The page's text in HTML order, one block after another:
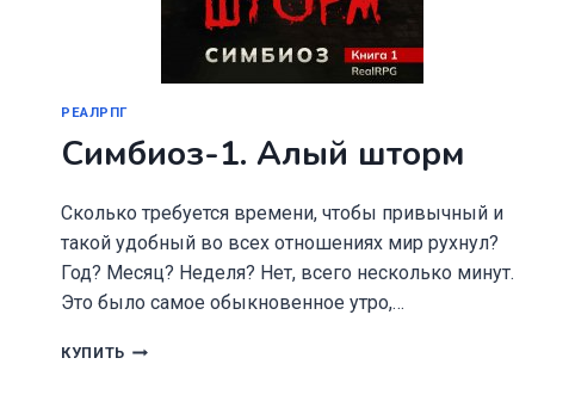
РЕАЛРПГ
Симбиоз-1. Алый шторм
Сколько требуется времени, чтобы привычный и
такой удобный во всех отношениях мир рухнул?
Год? Месяц? Неделя? Нет, всего несколько минут.
Это было самое обыкновенное утро,…
КУПИТЬ СИМБИОЗ-1.